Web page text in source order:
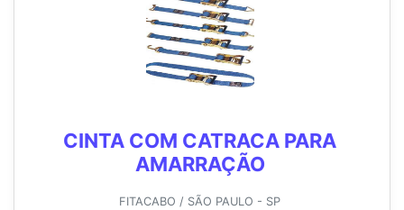
CINTA COM CATRACA PARA
AMARRAÇÃO
FITACABO / SÃO PAULO - SP